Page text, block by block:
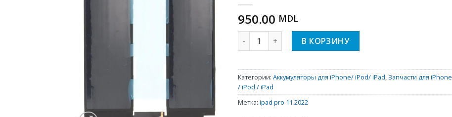
950.00 MDL
Количество iPad Pro 11 2022 — Аккумуляторная батарея
В КОРЗИНУ
Категории: Аккумуляторы для iPhone/ iPod/ iPad, Запчасти для iPhone
/ iPod / iPad
Метка: ipad pro 11 2022